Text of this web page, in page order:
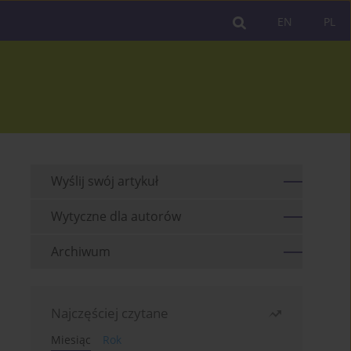
PL
EN
Wyślij swój artykuł
Wytyczne dla autorów
Archiwum
Najczęściej czytane
Miesiąc
Rok